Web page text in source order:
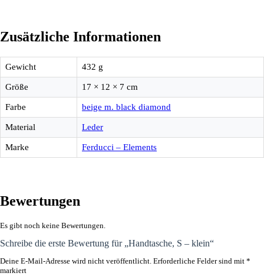
Zusätzliche Informationen
Gewicht 432 g
Größe 17 × 12 × 7 cm
Farbe beige m. black diamond
Material Leder
Marke Ferducci – Elements
Bewertungen
Es gibt noch keine Bewertungen.
Schreibe die erste Bewertung für „Handtasche, S – klein“
Deine E-Mail-Adresse wird nicht veröffentlicht. Erforderliche Felder sind mit *
markiert